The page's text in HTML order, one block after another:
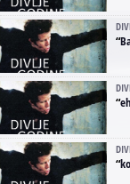
“
“
“